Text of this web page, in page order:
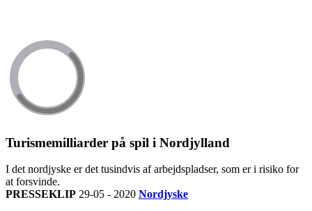
Turismemilliarder på spil i Nordjylland
I det nordjyske er det tusindvis af arbejdspladser, som er i risiko for
at forsvinde.
PRESSEKLIP 29-05 - 2020 Nordjyske